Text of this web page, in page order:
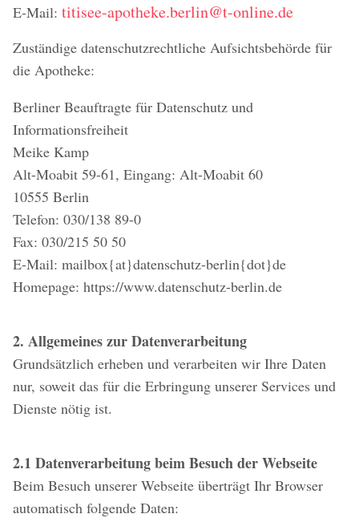
E-Mail: titisee-apotheke.berlin@t-online.de
Zuständige datenschutzrechtliche Aufsichtsbehörde für
die Apotheke:
Berliner Beauftragte für Datenschutz und
Informationsfreiheit
Meike Kamp
Alt-Moabit 59-61, Eingang: Alt-Moabit 60
10555 Berlin
Telefon: 030/138 89-0
Fax: 030/215 50 50
E-Mail: mailbox{at}datenschutz-berlin{dot}de
Homepage: https://www.datenschutz-berlin.de
2. Allgemeines zur Datenverarbeitung
Grundsätzlich erheben und verarbeiten wir Ihre Daten
nur, soweit das für die Erbringung unserer Services und
Dienste nötig ist.
2.1 Datenverarbeitung beim Besuch der Webseite
Beim Besuch unserer Webseite überträgt Ihr Browser
automatisch folgende Daten: